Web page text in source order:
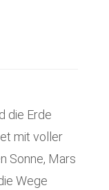
die Erde
mit voller
Sonne, Mars
Wege